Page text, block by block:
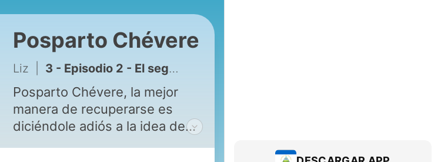
Posparto Chévere
Liz 3 - Episodio 2 - El segundo cerebro en el posparto
Posparto Chévere, la mejor
manera de recuperarse es
diciéndole adiós a la idea de